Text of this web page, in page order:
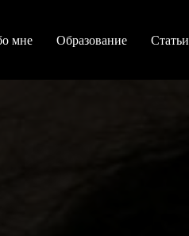
мне Образование Статьи